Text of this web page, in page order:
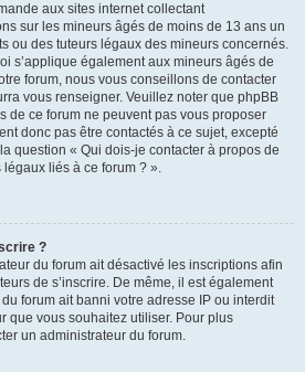
aux sites internet collectant
sur les mineurs âgés de moins de 13 ans un
ou des tuteurs légaux des mineurs concernés.
s’applique également aux mineurs âgés de
forum, nous vous conseillons de contacter
vous renseigner. Veuillez noter que phpBB
de ce forum ne peuvent pas vous proposer
donc pas être contactés à ce sujet, excepté
question « Qui dois-je contacter à propos de
légaux liés à ce forum ? ».
?
du forum ait désactivé les inscriptions afin
de s’inscrire. De même, il est également
forum ait banni votre adresse IP ou interdit
que vous souhaitez utiliser. Pour plus
un administrateur du forum.